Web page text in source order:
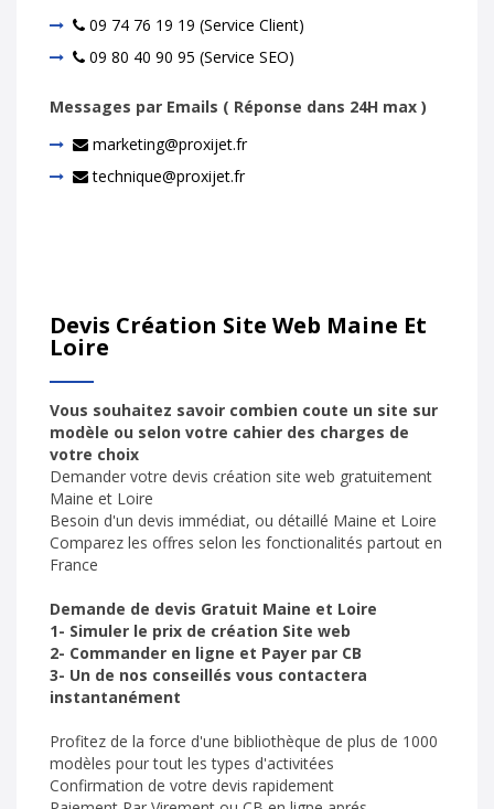
09 74 76 19 19 (Service Client)
09 80 40 90 95 (Service SEO)
Messages par Emails ( Réponse dans 24H max )
marketing@proxijet.fr
technique@proxijet.fr
Devis Création Site Web Maine Et
Loire
Vous souhaitez savoir combien coute un site sur
modèle ou selon votre cahier des charges de
votre choix
Demander votre devis création site web gratuitement
Maine et Loire
Besoin d'un devis immédiat, ou détaillé Maine et Loire
Comparez les offres selon les fonctionalités partout en
France
Demande de devis Gratuit Maine et Loire
1- Simuler le prix de création Site web
2- Commander en ligne et Payer par CB
3- Un de nos conseillés vous contactera
instantanément
Profitez de la force d'une bibliothèque de plus de 1000
modèles pour tout les types d'activitées
Confirmation de votre devis rapidement